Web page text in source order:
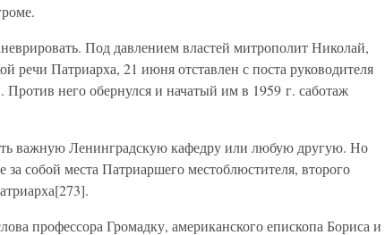
Под давлением властей митрополит Николай,
речи Патриарха, 21 июня отставлен с поста руководителя
него обернулся и начатый им в 1959 г. саботаж
важную Ленинградскую кафедру или любую другую. Но
за собой места Патриаршего местоблюстителя, второго
профессора Громадку, американского епископа Бориса и